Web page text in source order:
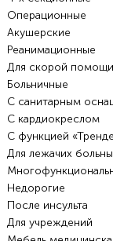
Операционные
Акушерские
Реанимационные
Для скорой помощи
Больничные
С санитарным
С кардиокреслом
С функцией
Для лежачих
Недорогие
После инсульта
Для учреждений